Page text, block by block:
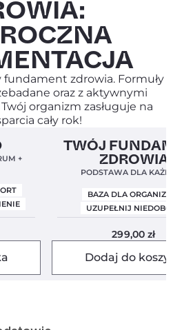
zdrowia. Formuły
oraz z aktywnymi
organizm zasługuje na
cały rok!
+
Bestseller! Clean Label
TWÓJ
ZDROWIA
PODSTAWA DLA
BAZA DLA
UZUPEŁNIJ
299,00zł
Dodaj do